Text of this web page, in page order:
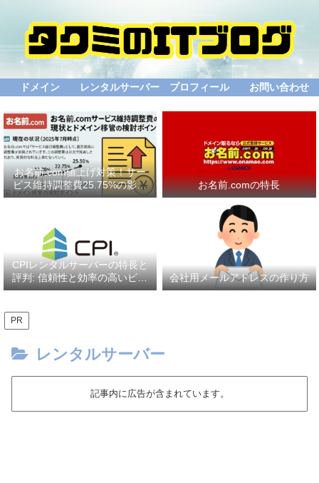
ドメイン レンタルサーバー プロフィール お問い合わせ
お名前.com値上げ対策！サー
ビス維持調整費25.75%の影響
と乗り換え先比較
お名前.comの特長
CPIレンタルサーバーの特長と
評判: 信頼性と効率の高いビジ
ネスインフラ
会社用メールアドレスの作り方
PR
レンタルサーバー
記事内に広告が含まれています。